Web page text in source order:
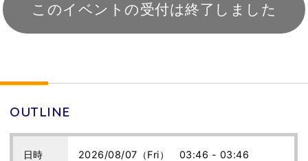
このイベントの受付は終了しました
OUTLINE
日時 2026/08/07（Fri） 03:46 - 03:46